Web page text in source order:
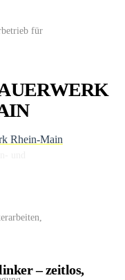
Rhein-Main
– zeitlos,